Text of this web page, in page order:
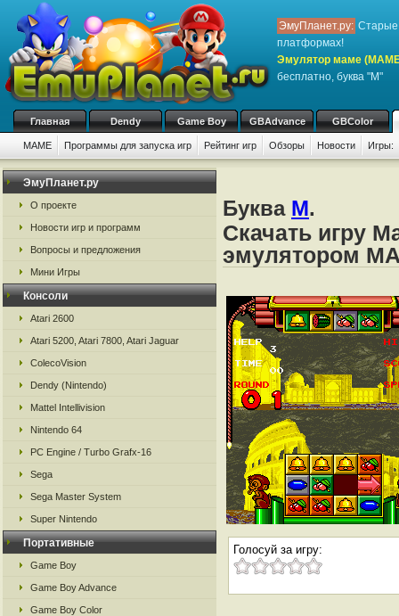
ЭмуПланет.ру: Старые
платформах!
Эмулятор маме
бесплатно, буква "M"
Главная Dendy Game Boy GBAdvance GBColor
MAME Программы для запуска игр Рейтинг игр Обзоры Новости Игры:
ЭмуПланет.ру
О проекте
Новости игр и программ
Вопросы и предложения
Мини Игры
Консоли
Atari 2600
Atari 5200, Atari 7800, Atari Jaguar
ColecoVision
Dendy (Nintendo)
Mattel Intellivision
Nintendo 64
PC Engine / Turbo Grafx-16
Sega
Sega Master System
Super Nintendo
Портативные
Game Boy
Game Boy Advance
Game Boy Color
Буква M.
Скачать игру
эмулятором
Голосуй за игру: